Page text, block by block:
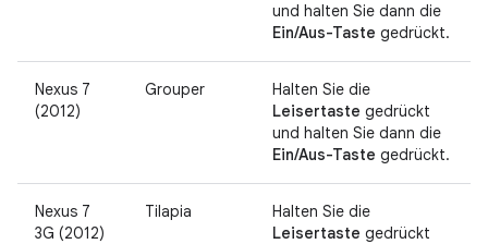
und halten Sie dann die
Ein/Aus-Taste gedrückt.
Nexus 7
(2012)
Grouper
Halten Sie die
Leisertaste gedrückt
und halten Sie dann die
Ein/Aus-Taste gedrückt.
Nexus 7
3G (2012)
Tilapia
Halten Sie die
Leisertaste gedrückt